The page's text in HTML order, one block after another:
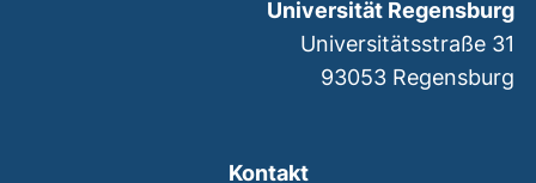
Kontakt
Universität Regensburg
Universitätsstraße 31
93053 Regensburg